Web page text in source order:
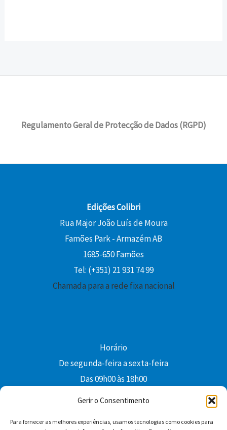
Gerir o Consentimento
Para fornecer as melhores experiências, usamos tecnologias como cookies para
Regulamento Geral de Protecção de Dados (RGPD)
Edições Colibri
Rua Major João Luís de Moura
Famões Park - Armazém AB
1685-650 Famões
Tel: (+351) 21 931 74 99
Chamada para a rede fixa nacional
Horário
De segunda-feira a sexta-feira
Das 09h00 às 18h00